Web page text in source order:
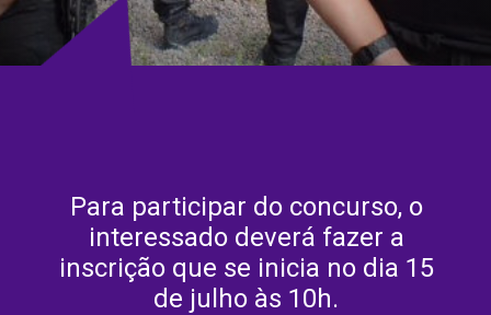
Para participar do concurso, o
interessado deverá fazer a
inscrição que se inicia no dia 15
de julho às 10h.